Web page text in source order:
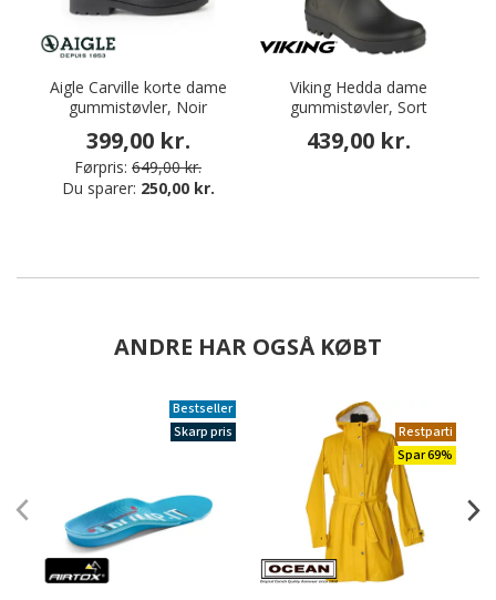
Aigle Carville korte dame
gummistøvler, Noir
399,00 kr.
Førpris: 649,00 kr.
Du sparer: 250,00 kr.
Viking Hedda dame
gummistøvler, Sort
439,00 kr.
ANDRE HAR OGSÅ KØBT
Bestseller
Skarp pris
Restparti
Spar 69%